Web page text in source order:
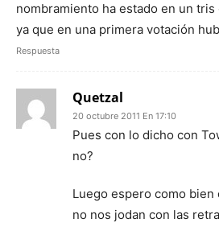
nombramiento ha estado en un
ya que en una primera votación
Respuesta
Quetzal
20 octubre 2011 En 17:10
Pues con lo dicho con
no?
Luego espero como
no nos jodan con las